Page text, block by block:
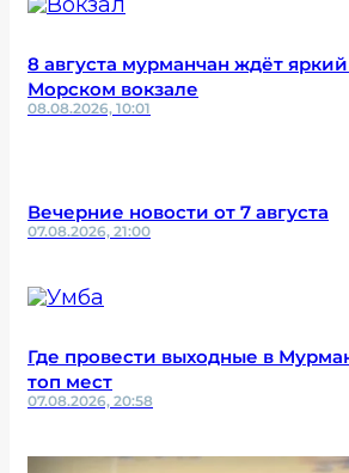
8 августа мурманчан ждёт
Морском вокзале
08.08.2026, 10:01
Вечерние новости от 7 августа
07.08.2026, 21:00
Где провести выходные в
топ мест
07.08.2026, 20:58